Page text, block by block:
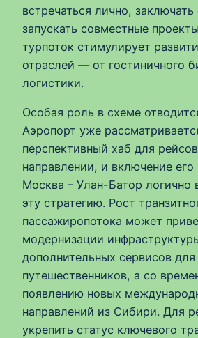
встречаться лично, заключать
запускать совместные
турпоток стимулирует
отраслей — от гостиничного
логистики.
Особая роль в схеме
Аэропорт уже
перспективный хаб для
направлении, и включение
Москва – Улан-Батор логично
эту стратегию. Рост
пассажиропотока может
модернизации
дополнительных сервисов для
путешественников, а со
появлению новых
направлений из Сибири. Для
укрепить статус ключевого